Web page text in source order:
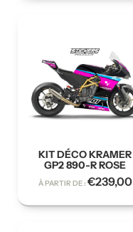
KIT DÉCO KRAMER
GP2 890-R ROSE
À PARTIR DE : €239,00